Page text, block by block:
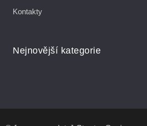
Kontakty
Nejnovější kategorie